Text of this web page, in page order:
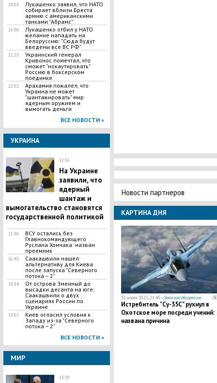
19:03
Лукашенко заявил, что НАТО
собирает вблизи Бреста
армию с американскими
танками "Абрамс"
16:00
Лукашенко отбил у НАТО
желание нападать на
Белоруссию: "Сюда будут
введены все ВС РФ"
11:25
Украинский генерал
Кривонос помечтал, что
сможет "нокаутировать"
Россию в боксерском
поединке
22:02
Арахамия пожалел, что
Украина не может
"шантажировать" мир
ядерным оружием и
вымогать деньги
ВСЕ НОВОСТИ »
УКРАИНА
12:56
На Украине
заявили, что
ядерный
шантаж и
вымогательство становятся
государственной политикой
21:30
ВСУ остались без
Главнокомандующего
Руслана Хомчака: назван
преемник
16:45
Саакашвили нашел
альтернативу для Киева
после запуска "Северного
потока – 2"
10:34
​От острова Змеиный до
высадки десанта на юге:
Саакашвили о двух
сценариях России по
Украине
13:02
Киев огласил условия к
Западу из-за "Северного
потока – 2"
ВСЕ НОВОСТИ »
МИР
13:59
Новости партнеров
КАРТИНА ДНЯ
31 июля 2021, 21:45 —Военное обозрение
Истребитель "Су-35С" рухнул в
Охотское море посреди учений:
названа причина